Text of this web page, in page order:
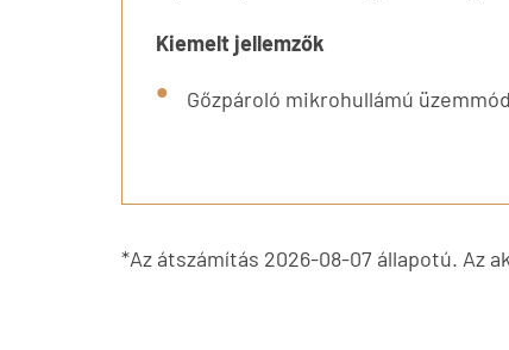
Kiemelt jellemzők
Gőzpároló mikrohullámú
*Az átszámítás 2026-08-07 állapotú. Az